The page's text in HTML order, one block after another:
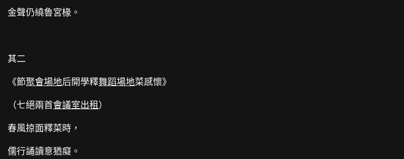
金聲仍繞魯宮椽。
其二
《節聚會場地后開學釋舞蹈場地菜感懷》
（七絕兩首會議室出租）
春風掠面釋菜時，
儒行誦讀意猶癡。